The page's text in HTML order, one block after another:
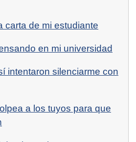
carta de mi estudiante
en mi universidad
intentaron silenciarme con
a los tuyos para que